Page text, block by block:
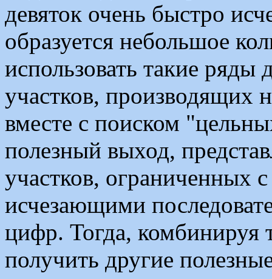
девяток очень быстро
образуется небольшое
использовать такие ряды
участков, производящих
вместе с поиском
полезный выход,
участков, ограниченных
исчезающими
цифр. Тогда, комбинируя
получить другие